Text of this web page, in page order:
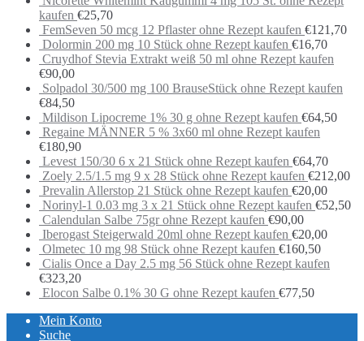
kaufen €25,70
FemSeven 50 mcg 12 Pflaster ohne Rezept kaufen €121,70
Dolormin 200 mg 10 Stück ohne Rezept kaufen €16,70
Cruydhof Stevia Extrakt weiß 50 ml ohne Rezept kaufen
€90,00
Solpadol 30/500 mg 100 BrauseStück ohne Rezept kaufen
€84,50
Mildison Lipocreme 1% 30 g ohne Rezept kaufen €64,50
Regaine MÄNNER 5 % 3x60 ml ohne Rezept kaufen
€180,90
Levest 150/30 6 x 21 Stück ohne Rezept kaufen €64,70
Zoely 2.5/1.5 mg 9 x 28 Stück ohne Rezept kaufen €212,00
Prevalin Allerstop 21 Stück ohne Rezept kaufen €20,00
Norinyl-1 0.03 mg 3 x 21 Stück ohne Rezept kaufen €52,50
Calendulan Salbe 75gr ohne Rezept kaufen €90,00
Iberogast Steigerwald 20ml ohne Rezept kaufen €20,00
Olmetec 10 mg 98 Stück ohne Rezept kaufen €160,50
Cialis Once a Day 2.5 mg 56 Stück ohne Rezept kaufen
€323,20
Elocon Salbe 0.1% 30 G ohne Rezept kaufen €77,50
Mein Konto
Suche